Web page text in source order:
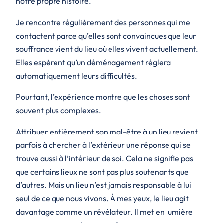
Je rencontre régulièrement des personnes qui me
contactent parce qu’elles sont convaincues que leur
souffrance vient du lieu où elles vivent actuellement.
Elles espèrent qu’un déménagement réglera
automatiquement leurs difficultés.
Pourtant, l’expérience montre que les choses sont
souvent plus complexes.
Attribuer entièrement son mal-être à un lieu revient
parfois à chercher à l’extérieur une réponse qui se
trouve aussi à l’intérieur de soi. Cela ne signifie pas
que certains lieux ne sont pas plus soutenants que
d’autres. Mais un lieu n’est jamais responsable à lui
seul de ce que nous vivons. À mes yeux, le lieu agit
davantage comme un révélateur. Il met en lumière